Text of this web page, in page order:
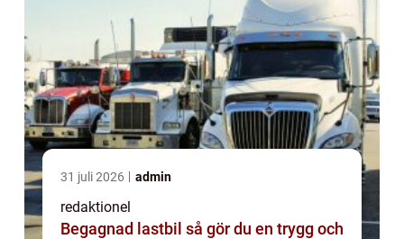
31 juli 2026 admin
redaktionel
Begagnad lastbil så gör du en trygg och